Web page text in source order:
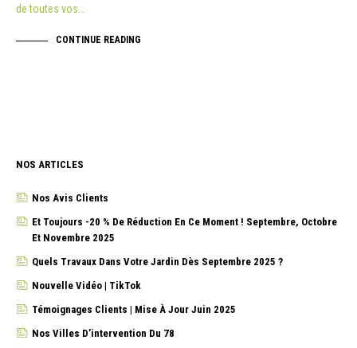
de toutes vos…
CONTINUE READING
NOS ARTICLES
Nos Avis Clients
Et Toujours -20 % De Réduction En Ce Moment ! Septembre, Octobre
Et Novembre 2025
Quels Travaux Dans Votre Jardin Dès Septembre 2025 ?
Nouvelle Vidéo | TikTok
Témoignages Clients | Mise À Jour Juin 2025
Nos Villes D’intervention Du 78